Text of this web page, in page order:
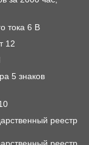
тока 6 В
12
5 знаков
реестр
реестр